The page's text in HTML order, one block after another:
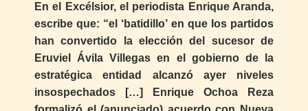
En el Excélsior, el periodista Enrique Aranda,
escribe que: “el ‘batidillo’ en que los partidos
han convertido la elección del sucesor de
Eruviel Ávila Villegas en el gobierno de la
estratégica entidad alcanzó ayer niveles
insospechados […] Enrique Ochoa Reza